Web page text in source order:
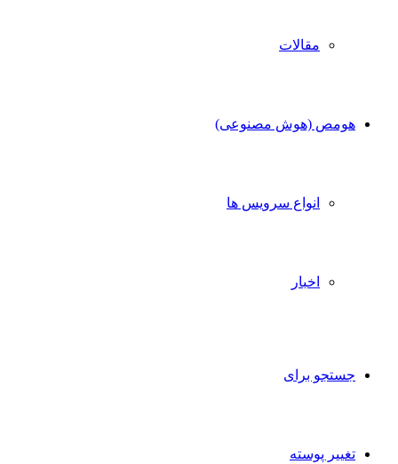
مقالات
هومص (هوش مصنوعی)
انواع سرویس ها
اخبار
جستجو برای
تغییر پوسته